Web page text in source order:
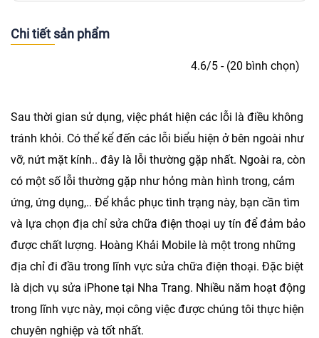
Chi tiết sản phẩm
4.6/5 - (20 bình chọn)
Sau thời gian sử dụng, việc phát hiện các lỗi là điều không
tránh khỏi. Có thể kể đến các lỗi biểu hiện ở bên ngoài như
vỡ, nứt mặt kính.. đây là lỗi thường gặp nhất. Ngoài ra, còn
có một số lỗi thường gặp như hỏng màn hình trong, cảm
ứng, ứng dụng,.. Để khắc phục tình trạng này, bạn cần tìm
và lựa chọn địa chỉ sửa chữa điện thoại uy tín để đảm bảo
được chất lượng. Hoàng Khải Mobile là một trong những
địa chỉ đi đầu trong lĩnh vực sửa chữa điện thoại. Đặc biệt
là dịch vụ sửa iPhone tại Nha Trang. Nhiều năm hoạt động
trong lĩnh vực này, mọi công việc được chúng tôi thực hiện
chuyên nghiệp và tốt nhất.